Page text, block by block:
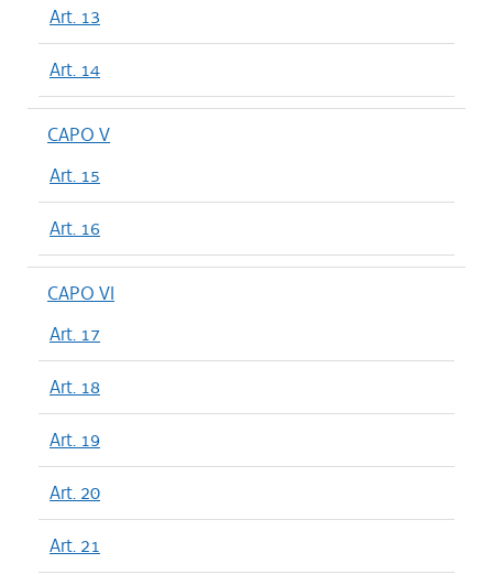
Art. 13
Art. 14
CAPO V
Art. 15
Art. 16
CAPO VI
Art. 17
Art. 18
Art. 19
Art. 20
Art. 21